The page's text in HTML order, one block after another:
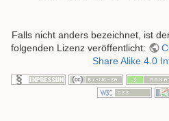
Falls nicht anders bezeichnet, ist
folgenden Lizenz veröffentlicht:
Share Alike 4.0